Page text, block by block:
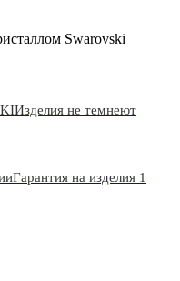
Swarovski
Изделия не темнеют
Гарантия на изделия 1